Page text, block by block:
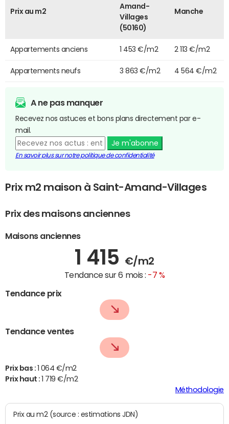
Prix au m2
Amand-
Villages
(50160)
Manche
Appartements anciens 1 453 €/m2 2 113 €/m2
Appartements neufs 3 863 €/m2 4 564 €/m2
A ne pas manquer
Recevez nos astuces et bons plans directement par e-
mail.
Je m'abonne
En savoir plus sur notre politique de confidentialité
Prix m2 maison à Saint-Amand-Villages
Prix des maisons anciennes
Maisons anciennes
1 415 €/m2
Tendance sur 6 mois : -7 %
Tendance prix
Tendance ventes
Prix bas : 1 064 €/m2
Prix haut :1 719 €/m2
Méthodologie
Prix au m2 (source : estimations JDN)